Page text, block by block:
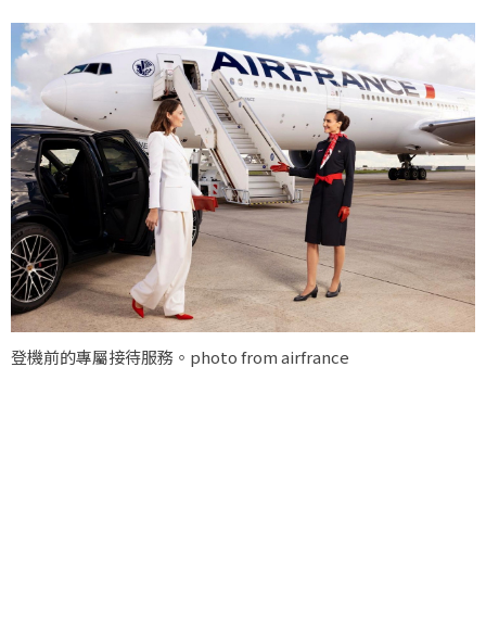
登機前的專屬接待服務。photo from airfrance